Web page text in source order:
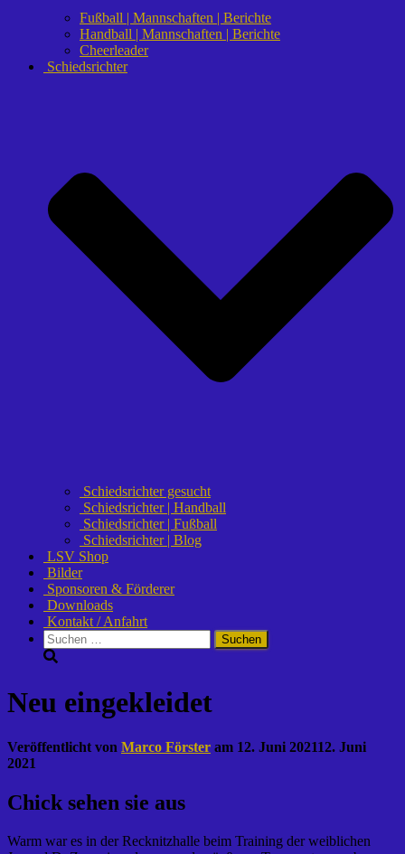
Fußball | Mannschaften | Berichte
Handball | Mannschaften | Berichte
Cheerleader
Schiedsrichter
Schiedsrichter gesucht
Schiedsrichter | Handball
Schiedsrichter | Fußball
Schiedsrichter | Blog
LSV Shop
Bilder
Sponsoren & Förderer
Downloads
Kontakt / Anfahrt
Suchen
nach:
Neu eingekleidet
Veröffentlicht von Marco Förster am 12. Juni 202112. Juni
2021
Chick sehen sie aus
Warm war es in der Recknitzhalle beim Training der weiblichen